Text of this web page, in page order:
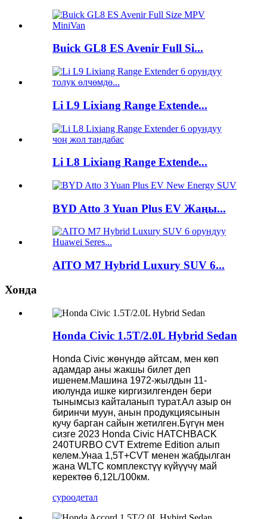
Buick GL8 ES Avenir Full Si...
Li L9 Lixiang Range Extende...
Li L8 Lixiang Range Extende...
BYD Atto 3 Yuan Plus EV Жаңы...
AITO M7 Hybrid Luxury SUV 6...
Хонда
Honda Civic 1.5T/2.0L Hybrid Sedan
Honda Civic жөнүндө айтсам, мен көп
адамдар аны жакшы билет деп
ишенем.Машина 1972-жылдын 11-
июлунда ишке киргизилгенден бери
тынымсыз кайталанып турат.Ал азыр он
биринчи муун, анын продукциясынын
кучу барган сайын жетилген.Бүгүн мен
сизге 2023 Honda Civic HATCHBACK
240TURBO CVT Extreme Edition алып
келем.Унаа 1,5T+CVT менен жабдылган
жана WLTC комплекстүү күйүүчү май
керектөө 6,12L/100км.
суроодетал